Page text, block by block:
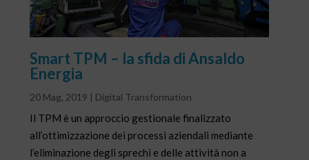
Smart TPM – la sfida di Ansaldo
Energia
20 Mag, 2019 | Digital Transformation
Il TPM è un approccio gestionale finalizzato
all’ottimizzazione dei processi aziendali mediante
l’eliminazione degli sprechi e delle attività non a